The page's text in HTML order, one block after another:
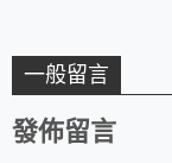
一般留言
發佈留言